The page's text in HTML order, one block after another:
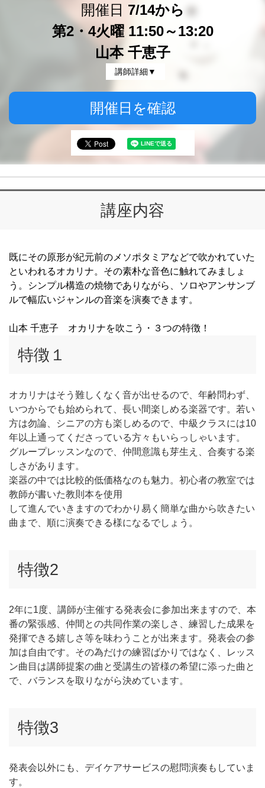
開催日 7/14から
第2・4火曜 11:50～13:20
山本 千恵子
講師詳細▼
開催日を確認
講座内容
既にその原形が紀元前のメソポタミアなどで吹かれていた
といわれるオカリナ。その素朴な音色に触れてみましょ
う。シンプル構造の焼物でありながら、ソロやアンサンブ
ルで幅広いジャンルの音楽を演奏できます。
山本 千恵子 オカリナを吹こう・３つの特徴！
特徴１
オカリナはそう難しくなく音が出せるので、年齢問わず、
いつからでも始められて、長い間楽しめる楽器です。若い
方は勿論、シニアの方も楽しめるので、中級クラスには10
年以上通ってくださっている方々もいらっしゃいます。
グループレッスンなので、仲間意識も芽生え、合奏する楽
しさがあります。
楽器の中では比較的低価格なのも魅力。初心者の教室では
教師が書いた教則本を使用
して進んでいきますのでわかり易く簡単な曲から吹きたい
曲まで、順に演奏できる様になるでしょう。
特徴2
2年に1度、講師が主催する発表会に参加出来ますので、本
番の緊張感、仲間との共同作業の楽しさ、練習した成果を
発揮できる嬉しさ等を味わうことが出来ます。発表会の参
加は自由です。その為だけの練習ばかりではなく、レッス
ン曲目は講師提案の曲と受講生の皆様の希望に添った曲と
で、バランスを取りながら決めています。
特徴3
発表会以外にも、デイケアサービスの慰問演奏もしていま
す。